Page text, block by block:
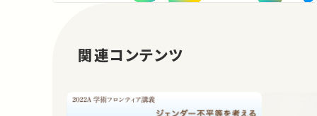
関連コンテンツ